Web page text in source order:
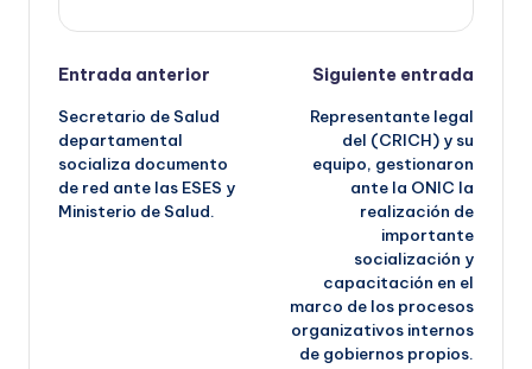
Navegación
de
entradas
Entrada anterior
Secretario de Salud
departamental
socializa documento
de red ante las ESES y
Ministerio de Salud.
Siguiente entrada
Representante legal
del (CRICH) y su
equipo, gestionaron
ante la ONIC la
realización de
importante
socialización y
capacitación en el
marco de los procesos
organizativos internos
de gobiernos propios.